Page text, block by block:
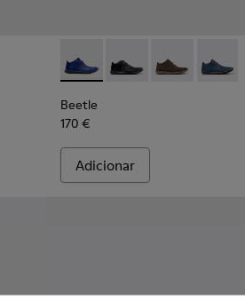
Beetle - 36678-061 - Blue
Beetle - 36678-094
Beetle -
Beetle
170 €
Adicionar